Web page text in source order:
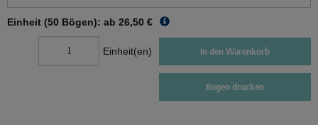
Einheit (50 Bögen): ab 26,50 €
Einheit(en) In den Warenkorb
Bogen drucken